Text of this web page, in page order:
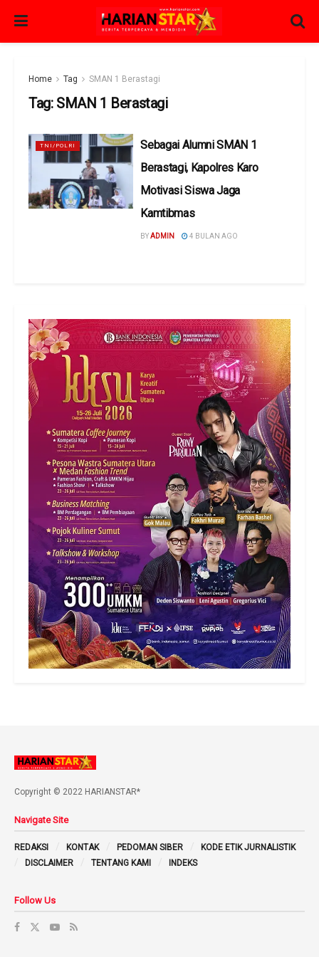
Home Tag SMAN 1 Berastagi
Tag: SMAN 1 Berastagi
TNI/POLRI
Sebagai Alumni SMAN 1
Berastagi, Kapolres Karo
Motivasi Siswa Jaga
Kamtibmas
BYADMIN 4 BULAN AGO
Copyright © 2022 HARIANSTAR*
Navigate Site
REDAKSI KONTAK PEDOMAN SIBER
KODE ETIK JURNALISTIK
DISCLAIMER
TENTANG KAMI INDEKS
Follow Us